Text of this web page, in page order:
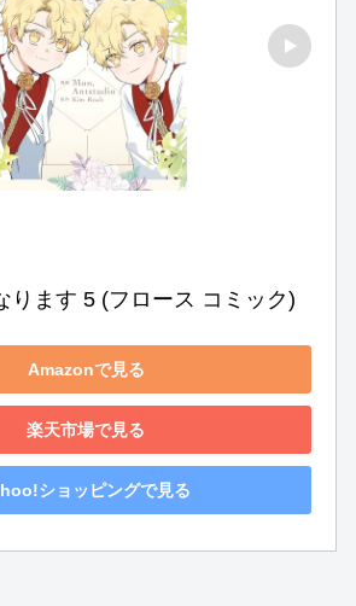
ります 5 (フロース コミック)
Amazonで見る
楽天市場で見る
ショッピングで見る